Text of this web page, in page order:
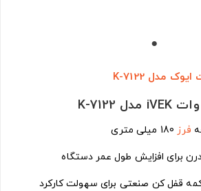
فرز
برای افزایش طول عمر دستگاه
قفل کن صنعتی برای سهولت کارکرد